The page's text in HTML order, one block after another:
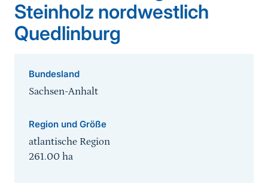
Steinholz nordwestlich
Quedlinburg
Bundesland
Sachsen-Anhalt
Region und Größe
atlantische Region
261.00 ha